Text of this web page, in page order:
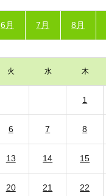
6月 7月 8月
火 水 木
1
6 7 8
13 14 15
20 21 22